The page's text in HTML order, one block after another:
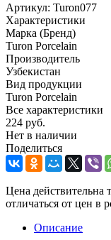
Артикул: Turon077
Характеристики
Марка (Бренд)
Turon Porcelain
Производитель
Узбекистан
Вид продукции
Turon Porcelain
Все характеристики
224 руб.
Нет в наличии
Поделиться
Цена действительна
отличаться от цен в
Описание